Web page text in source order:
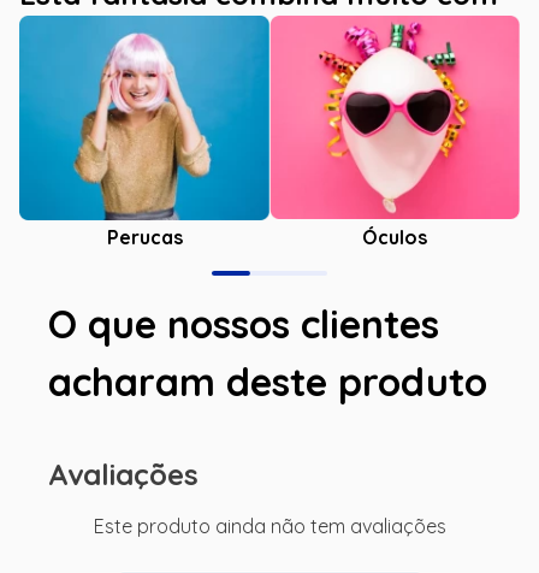
Perucas Óculos
O que nossos clientes
acharam deste produto
Avaliações
Este produto ainda não tem avaliações